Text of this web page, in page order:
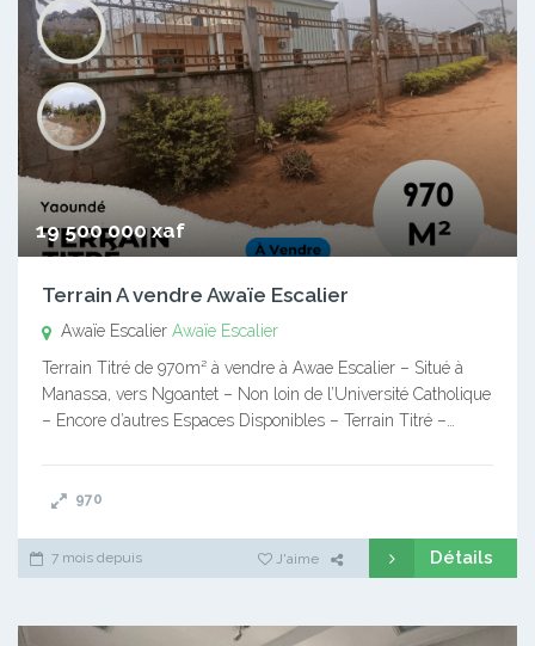
19 500 000 xaf
Terrain A vendre Awaïe Escalier
Awaïe Escalier Awaïe Escalier
Terrain Titré de 970m² à vendre à Awae Escalier – Situé à
Manassa, vers Ngoantet – Non loin de l’Université Catholique
– Encore d’autres Espaces Disponibles – Terrain Titré –…
970
7 mois depuis J'aime Détails